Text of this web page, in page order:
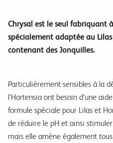
Chrysal est le seul fabriquant
spécialement adaptée au
contenant des Jonquilles.
Particulièrement sensibles à la
l’Hortensia ont besoin d’une
formule spéciale pour Lilas et
de réduire le pH et ainsi stimuler
mais elle amène également